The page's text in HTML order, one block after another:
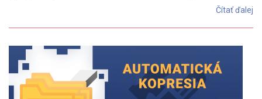
Čítať ďalej